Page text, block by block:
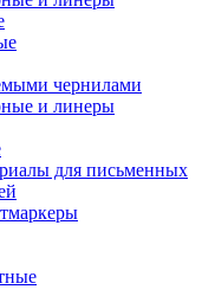
чернилами
и линеры
для письменных